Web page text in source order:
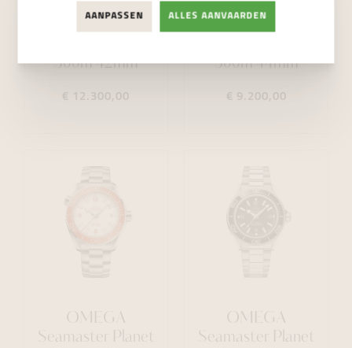
300m 42mm
€ 12.300,00
300m 44mm
€ 9.200,00
OMEGA
Seamaster Planet
OMEGA
Seamaster Planet
AANPASSEN ALLES AANVAARDEN